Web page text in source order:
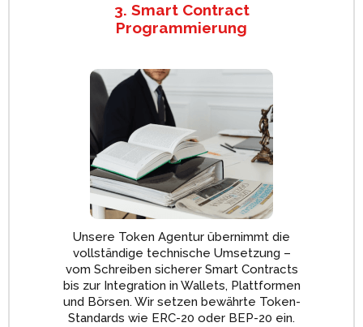
3. Smart Contract
Programmierung
Unsere Token Agentur übernimmt die
vollständige technische Umsetzung –
vom Schreiben sicherer Smart Contracts
bis zur Integration in Wallets, Plattformen
und Börsen. Wir setzen bewährte Token-
Standards wie ERC-20 oder BEP-20 ein.